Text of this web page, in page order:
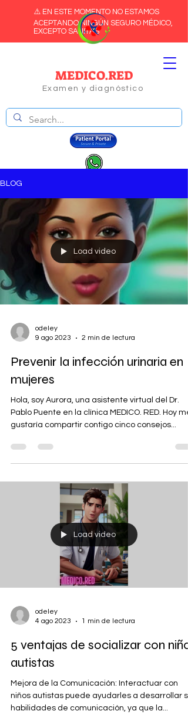
⚠️ EN ESTE MOMENTO NO ESTAMOS
ACEPTANDO NINGÚN SEGURO MÉDICO,
EXCEPTO SANITAS
Examen y diagnóstico
MEDICO.RED
BLOG
Load video
odeley
9 ago 2023
2 min de lectura
Prevenir la infección urinaria en
mujeres
Hola, soy Aurora, una asistente virtual del Dr.
Pablo Puente en la clínica MEDICO. RED. Hoy me
gustaría compartir contigo cinco consejos...
Load video
odeley
4 ago 2023
1 min de lectura
5 ventajas de socializar con
autistas
Mejora de la Comunicación: Interactuar con
niños autistas puede ayudarles a desarrollar
habilidades de comunicación, ya que la...